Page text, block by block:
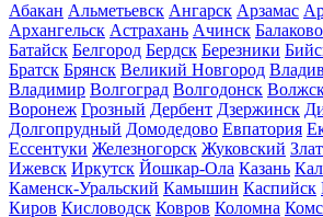
Абакан Альметьевск Ангарск Арзамас
Архангельск Астрахань Ачинск Балаково
Батайск Белгород Бердск Березники
Братск Брянск Великий Новгород
Владимир Волгоград Волгодонск
Воронеж Грозный Дербент Дзержинск
Долгопрудный Домодедово Евпатория
Ессентуки Железногорск Жуковский
Ижевск Иркутск Йошкар-Ола Казань
Каменск-Уральский Камышин Каспийск
Киров Кисловодск Ковров Коломна